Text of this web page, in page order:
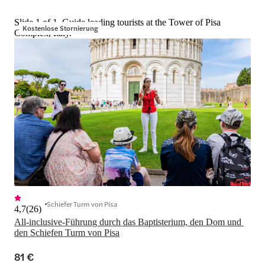
Kostenlose Stornierung
Slide 1 of 1, Guide leading tourists at the Tower of Pisa
Complex, Italy.
All-inclusive-Führung durch das Baptisterium, den Dom und
den Schiefen Turm von Pisa
4,7(26) Schiefer Turm von Pisa
81 €